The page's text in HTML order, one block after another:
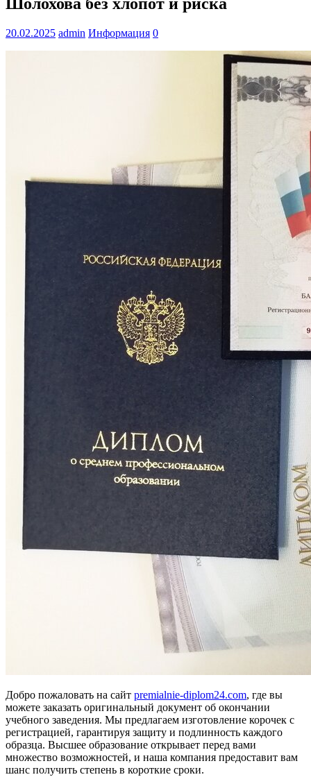
Шолохова без хлопот и риска
20.02.2025 admin Информация 0
Добро пожаловать на сайт premialnie-diplom24.com, где вы
можете заказать оригинальный документ об окончании
учебного заведения. Мы предлагаем изготовление корочек с
регистрацией, гарантируя защиту и подлинность каждого
образца. Высшее образование открывает перед вами
множество возможностей, и наша компания предоставит вам
шанс получить степень в короткие сроки.